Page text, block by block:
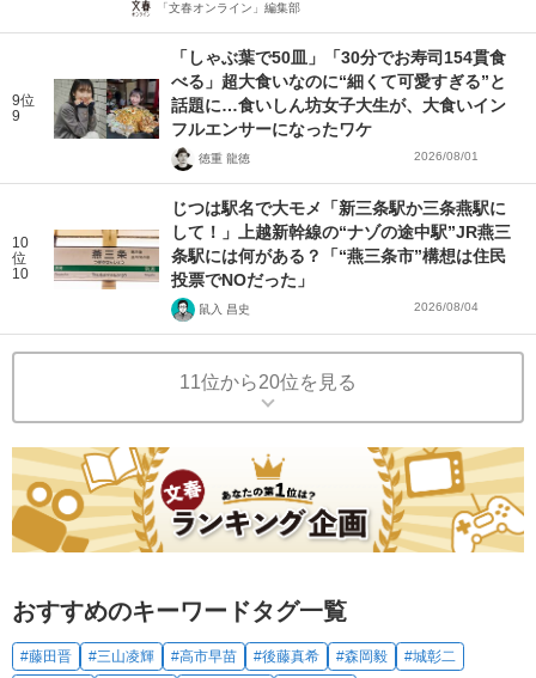
「文春オンライン」編集部
9位
9
「しゃぶ葉で50皿」「30分でお寿司154貫食
べる」超大食いなのに“細くて可愛すぎる”と
話題に…食いしん坊女子大生が、大食いイン
フルエンサーになったワケ
徳重 龍徳 2026/08/01
10
位
10
じつは駅名で大モメ「新三条駅か三条燕駅に
して！」上越新幹線の“ナゾの途中駅”JR燕三
条駅には何がある？「“燕三条市”構想は住民
投票でNOだった」
鼠入 昌史 2026/08/04
11位から20位を見る
おすすめのキーワードタグ一覧
#藤田晋 #三山凌輝 #高市早苗 #後藤真希 #森岡毅
#城彰二